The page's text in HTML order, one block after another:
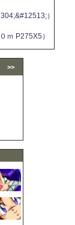
）
ｍ P275X5）
>>